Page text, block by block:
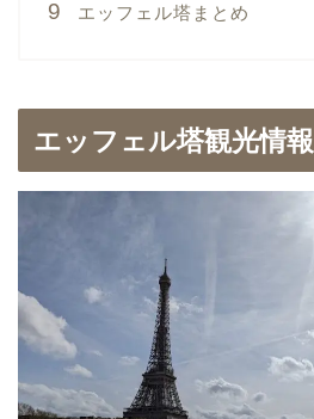
エッフェル塔まとめ
エッフェル塔観光情報